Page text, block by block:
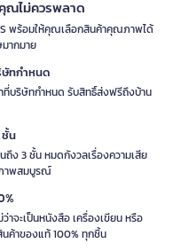
ณไม่ควรพลาด
พร้อมให้คุณเลือกสินค้าคุณภาพได้
ากมาย
ษัทกำหนด
บริษัทกำหนด รับสิทธิ์ส่งฟรีถึงบ้าน
ชั้น
ง 3 ชั้น หมดกังวลเรื่องความเสีย
าพสมบูรณ์
าจะเป็นหนังสือ เครื่องเขียน หรือ
ค้าของแท้ 100% ทุกชิ้น